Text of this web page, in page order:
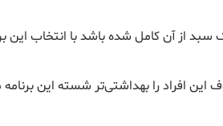
سبد از آن کامل شده باشد با انتخاب